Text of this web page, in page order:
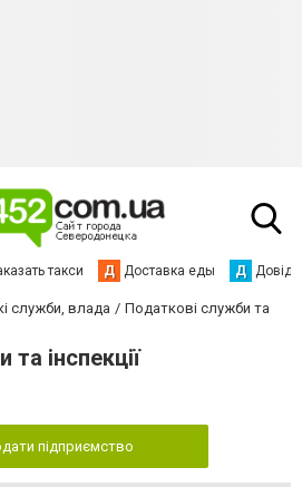
такси Д Доставка еды Д
служби, влада
Податкові служби та
інспекції
підприємство